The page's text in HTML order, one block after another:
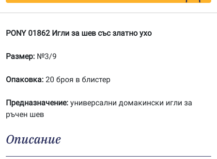
01862
Игли
шев
златно
PONY 01862 Игли за шев със златно ухо
Размер: №3/9
Опаковка: 20 броя в блистер
Предназначение: универсални домакински игли за
ръчен шев
Описание